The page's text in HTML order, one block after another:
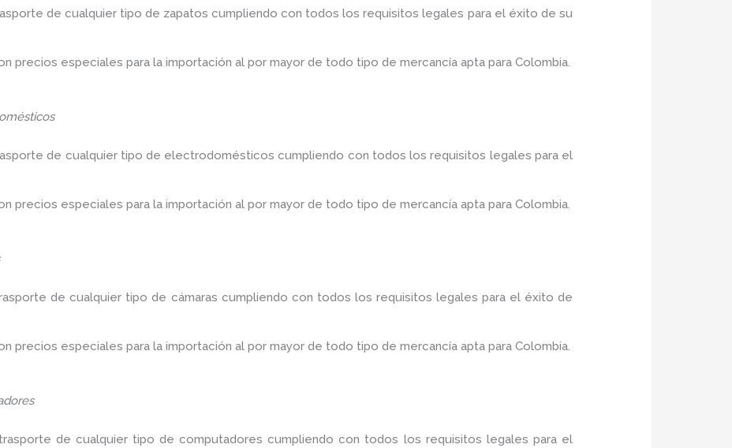
de cualquier tipo de zapatos cumpliendo con todos los requisitos legales para el éxito de su
precios especiales para la importación al por mayor de todo tipo de mercancía apta para Colombia.
de cualquier tipo de electrodomésticos cumpliendo con todos los requisitos legales para el
precios especiales para la importación al por mayor de todo tipo de mercancía apta para Colombia.
de cualquier tipo de cámaras cumpliendo con todos los requisitos legales para el éxito de
precios especiales para la importación al por mayor de todo tipo de mercancía apta para Colombia.
de cualquier tipo de computadores cumpliendo con todos los requisitos legales para el